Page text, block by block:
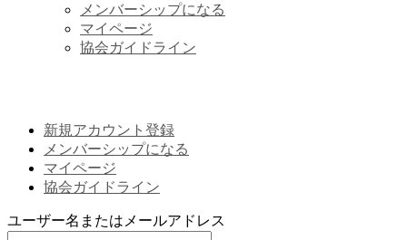
メンバーシップになる
マイページ
協会ガイドライン
新規アカウント登録
メンバーシップになる
マイページ
協会ガイドライン
ユーザー名またはメールアドレス